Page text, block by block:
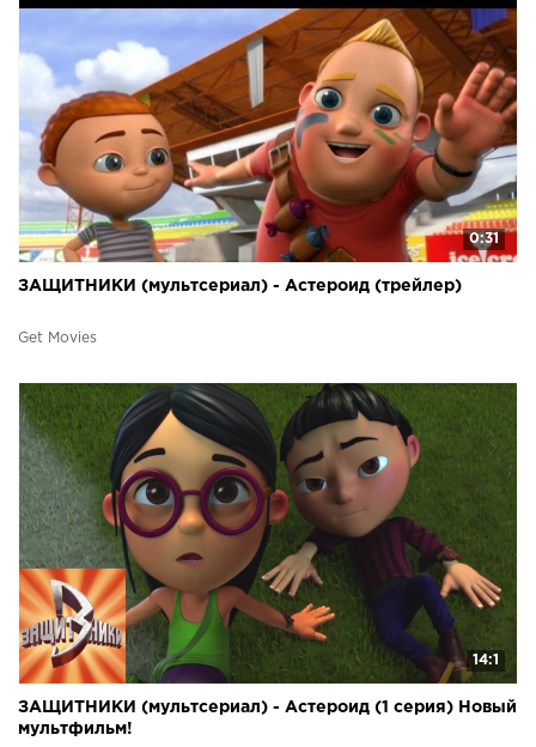
0:31
ЗАЩИТНИКИ (мультсериал) - Астероид (трейлер)
Get Movies
14:1
ЗАЩИТНИКИ (мультсериал) - Астероид (1 серия) Новый
мультфильм!